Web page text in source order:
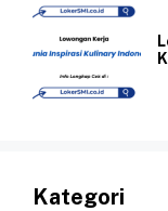
Kategori